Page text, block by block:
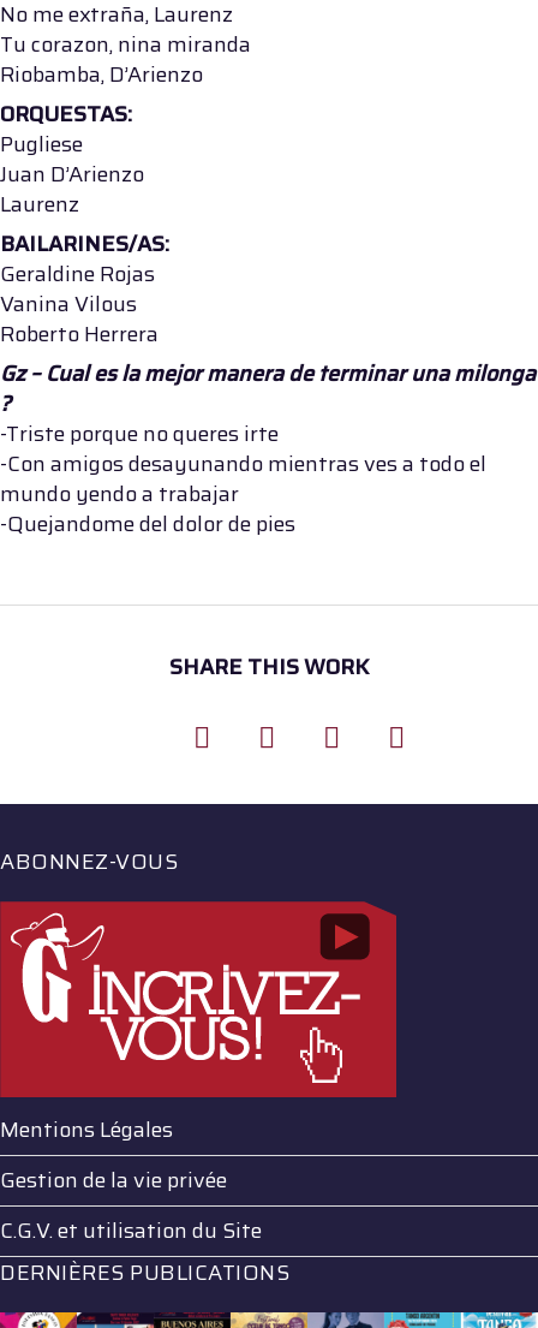
No me extraña, Laurenz
Tu corazon, nina miranda
Riobamba, D’Arienzo
ORQUESTAS:
Pugliese
Juan D’Arienzo
Laurenz
BAILARINES/AS:
Geraldine Rojas
Vanina Vilous
Roberto Herrera
Gz – Cual es la mejor manera de terminar una milonga
?
-Triste porque no queres irte
-Con amigos desayunando mientras ves a todo el
mundo yendo a trabajar
-Quejandome del dolor de pies
SHARE THIS WORK
ABONNEZ-VOUS
Mentions Légales
Gestion de la vie privée
C.G.V. et utilisation du Site
DERNIÈRES PUBLICATIONS